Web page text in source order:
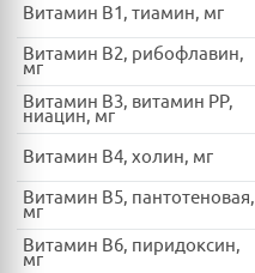
Витамин B1, тиамин, мг
Витамин B2, рибофлавин,
мг
Витамин B3, витамин PP,
ниацин, мг
Витамин B4, холин, мг
Витамин B5, пантотеновая,
мг
Витамин B6, пиридоксин,
мг